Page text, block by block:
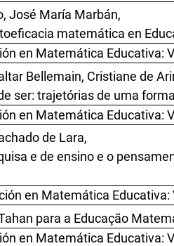
José María Marbán,
matemática en
en Matemática Educativa:
Bellemain, Cristiane de
ser: trajetórias de uma
en Matemática Educativa:
de Lara,
e de ensino e o
en Matemática
para a Educação
en Matemática Educativa: